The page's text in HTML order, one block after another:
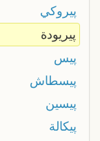
پيروكي
پيريودة
پيس
پيسطاش
پيسين
پيكالة